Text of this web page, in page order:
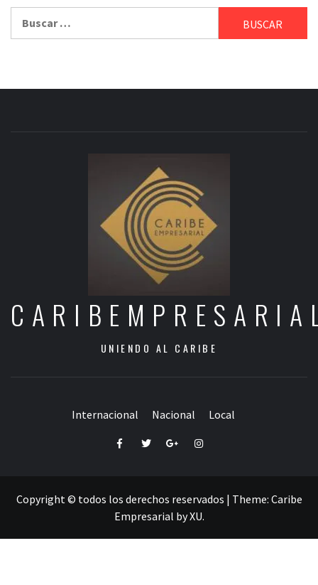
UNIENDO AL CARIBE
Internacional Nacional Local
FacebookTwitterGoogle+Instagram
Copyright © todos los derechos reservados | Theme: Caribe
Empresarial byXU.